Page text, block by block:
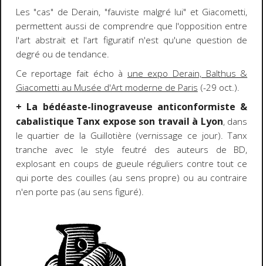
Les "cas" de Derain, "fauviste malgré lui" et Giacometti,
permettent aussi de comprendre que l'opposition entre
l'art abstrait et l'art figuratif n'est qu'une question de
degré ou de tendance.
Ce reportage fait écho à une expo Derain, Balthus &
Giacometti au Musée d'Art moderne de Paris (-29 oct.).
+ La bédéaste-linograveuse anticonformiste &
cabalistique Tanx expose son travail à Lyon, dans
le quartier de la Guillotière (vernissage ce jour). Tanx
tranche avec le style feutré des auteurs de BD,
explosant en coups de gueule réguliers contre tout ce
qui porte des couilles (au sens propre) ou au contraire
n'en porte pas (au sens figuré).